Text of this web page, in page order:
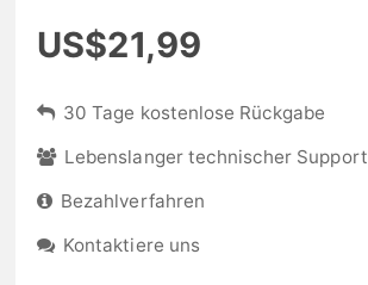
US$21,99
30 Tage kostenlose Rückgabe
Lebenslanger technischer Support
Bezahlverfahren
Kontaktiere uns